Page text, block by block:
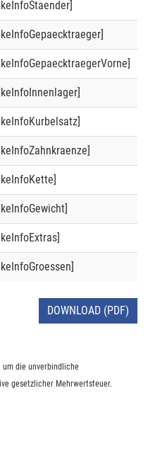
DOWNLOAD (PDF)
um die unverbindliche
gesetzlicher Mehrwertsteuer.